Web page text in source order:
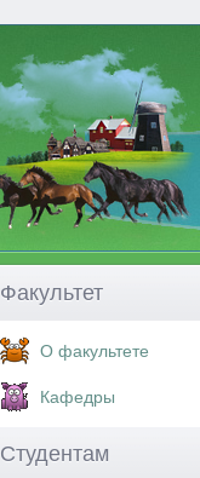
Факультет
О факультете
Кафедры
Студентам